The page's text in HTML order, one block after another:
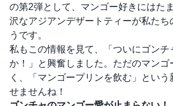
の第2弾として、マンゴー好きにはた
沢なアジアンデザートティーが私たち
うです。
私もこの情報を見て、「ついにゴンチ
か！」と興奮しました。ただのマンゴ
く、「マンゴープリンを飲む」とい
せませんね！